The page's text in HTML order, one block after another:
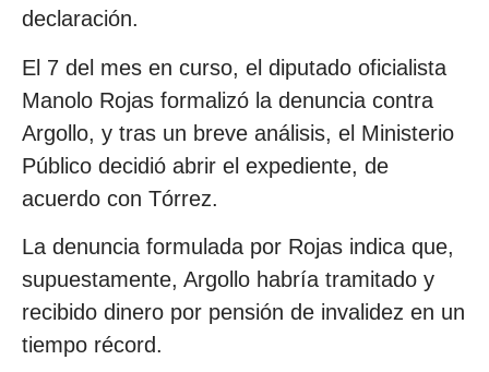
declaración.
El 7 del mes en curso, el diputado oficialista
Manolo Rojas formalizó la denuncia contra
Argollo, y tras un breve análisis, el Ministerio
Público decidió abrir el expediente, de
acuerdo con Tórrez.
La denuncia formulada por Rojas indica que,
supuestamente, Argollo habría tramitado y
recibido dinero por pensión de invalidez en un
tiempo récord.